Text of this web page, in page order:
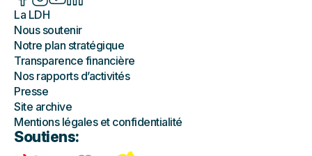
La LDH
Nous soutenir
Notre plan stratégique
Transparence financière
Nos rapports d’activités
Presse
Site archive
Mentions légales et confidentialité
Soutiens: